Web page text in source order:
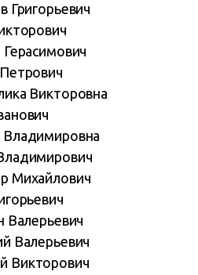
Григорьевич
Викторовна
Михайлович
Валерьевич
Валерьевич
Викторович